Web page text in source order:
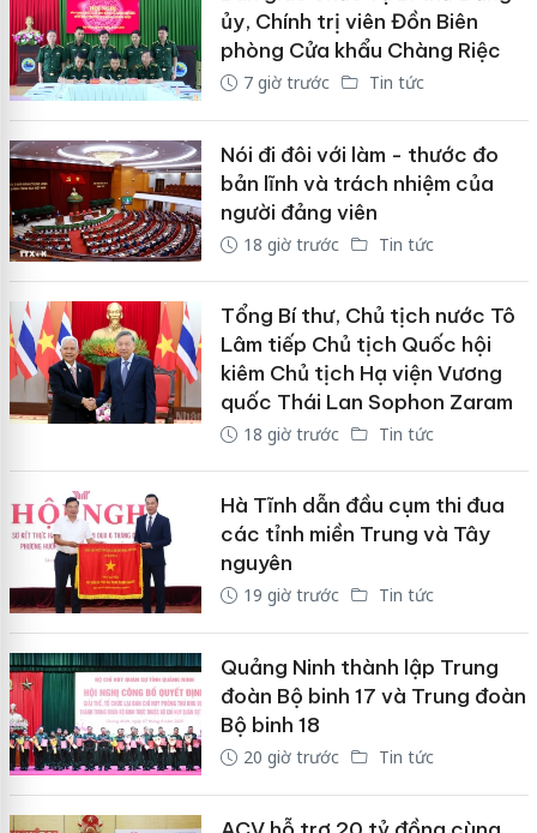
ủy, Chính trị viên Đồn Biên
phòng Cửa khẩu Chàng Riệc
7 giờ trước Tin tức
Nói đi đôi với làm - thước đo
bản lĩnh và trách nhiệm của
người đảng viên
18 giờ trước Tin tức
Tổng Bí thư, Chủ tịch nước Tô
Lâm tiếp Chủ tịch Quốc hội
kiêm Chủ tịch Hạ viện Vương
quốc Thái Lan Sophon Zaram
18 giờ trước Tin tức
Hà Tĩnh dẫn đầu cụm thi đua
các tỉnh miền Trung và Tây
nguyên
19 giờ trước Tin tức
Quảng Ninh thành lập Trung
đoàn Bộ binh 17 và Trung đoàn
Bộ binh 18
20 giờ trước Tin tức